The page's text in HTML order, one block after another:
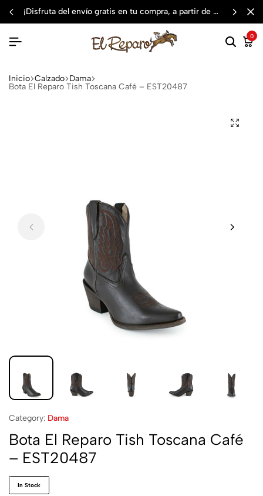
¡disfruta del envío gratis en tu compra, a partir de $3,000 mxn
0
Inicio Calzado Dama
Bota El Reparo Tish Toscana Café – EST20487
Category: Dama
Bota El Reparo Tish Toscana Café
– EST20487
In Stock